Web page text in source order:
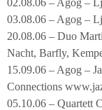
02.08.06 – Agog –
03.08.06 – Agog –
20.08.06 – Duo
Nacht, Barfly,
15.09.06 – Agog –
Connections
05.10.06 – Quartett